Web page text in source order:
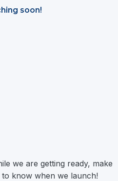
soon!
we are getting ready, make
know when we launch!